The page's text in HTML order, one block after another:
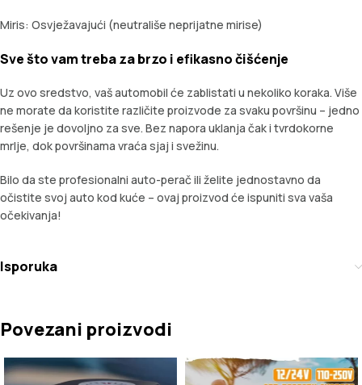
Miris: Osvježavajući (neutrališe neprijatne mirise)
Sve što vam treba za brzo i efikasno čišćenje
Uz ovo sredstvo, vaš automobil će zablistati u nekoliko koraka. Više
ne morate da koristite različite proizvode za svaku površinu – jedno
rešenje je dovoljno za sve. Bez napora uklanja čak i tvrdokorne
mrlje, dok površinama vraća sjaj i svežinu.
Bilo da ste profesionalni auto-perač ili želite jednostavno da
očistite svoj auto kod kuće – ovaj proizvod će ispuniti sva vaša
očekivanja!
Isporuka
Povezani proizvodi